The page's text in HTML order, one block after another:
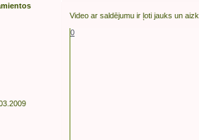
Video ar saldējumu ir ļoti jauks un
0